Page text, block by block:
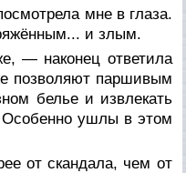
мне в глаза.
и злым.
— наконец ответила
позволяют паршивым
белье и извлекать
Особенно ушлы в этом
от скандала, чем от